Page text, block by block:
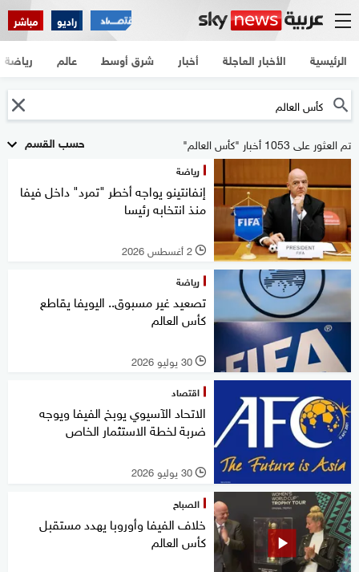
راديو مباشر
الرئيسية الأخبار العاجلة أخبار شرق أوسط عالم رياضة
حسب القسم تم العثور على 1053 أخبار "كأس العالم"
رياضة
إنفانتينو يواجه أخطر "تمرد" داخل فيفا
منذ انتخابه رئيسا
l 2 أغسطس 2026
رياضة
تصعيد غير مسبوق.. اليويفا يقاطع
كأس العالم
l 30 يوليو 2026
اقتصاد
الاتحاد الآسيوي يوبخ الفيفا ويوجه
ضربة لخطة الاستثمار الخاص
l 30 يوليو 2026
الصباح
خلاف الفيفا وأوروبا يهدد مستقبل
كأس العالم